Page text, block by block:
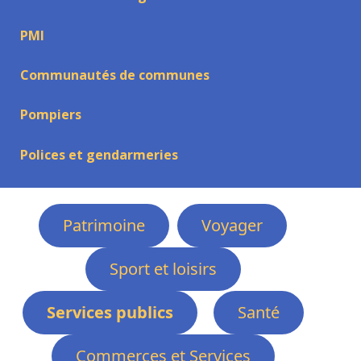
PMI
Communautés de communes
Pompiers
Polices et gendarmeries
Patrimoine
Voyager
Sport et loisirs
Services publics
Santé
Commerces et Services